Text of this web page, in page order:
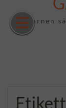
innehåll
Om barnen